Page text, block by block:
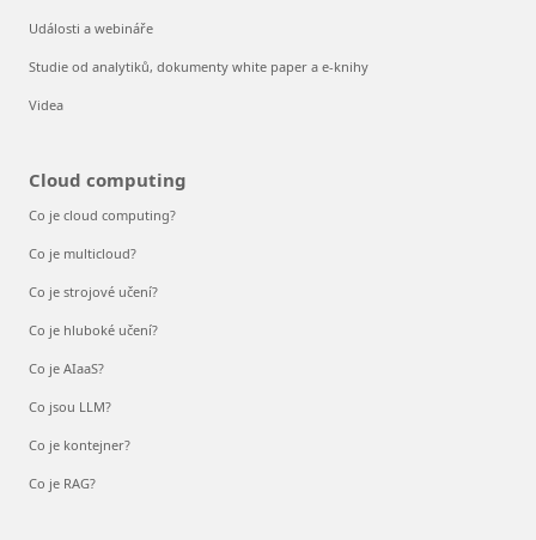
Události a webináře
Studie od analytiků, dokumenty white paper a e-knihy
Videa
Cloud computing
Co je cloud computing?
Co je multicloud?
Co je strojové učení?
Co je hluboké učení?
Co je AIaaS?
Co jsou LLM?
Co je kontejner?
Co je RAG?